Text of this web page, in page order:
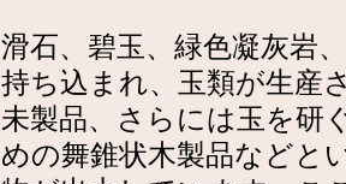
滑石、碧玉、緑色凝灰岩
持ち込まれ、玉類が生産
未製品、さらには玉を研
めの舞錐状木製品などと